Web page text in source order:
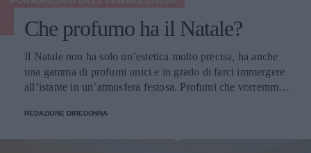
Che profumo ha il Natale?
Il Natale non ha solo un’estetica molto precisa, ha anche
una gamma di profumi unici e in grado di farci immergere
all’istante in un’atmosfera festosa. Profumi che vorremmo
REDAZIONE DIREDONNA